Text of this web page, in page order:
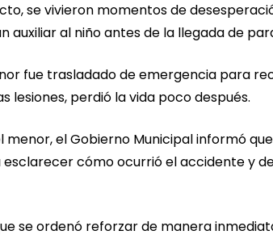
se vivieron momentos de
al niño antes de la llegada de
fue trasladado de emergencia para
lesiones, perdió la vida poco después.
el Gobierno Municipal informó
cómo ocurrió el accidente y
se ordenó reforzar de manera